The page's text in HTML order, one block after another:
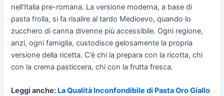
nell’Italia pre-romana. La versione moderna, a base di
pasta frolla, si fa risalire al tardo Medioevo, quando lo
zucchero di canna divenne più accessibile. Ogni regione,
anzi, ogni famiglia, custodisce gelosamente la propria
versione della ricetta. C’è chi la prepara con la ricotta, chi
con la crema pasticcera, chi con la frutta fresca.
Leggi anche: La Qualità Inconfondibile di Pasta Oro Giallo